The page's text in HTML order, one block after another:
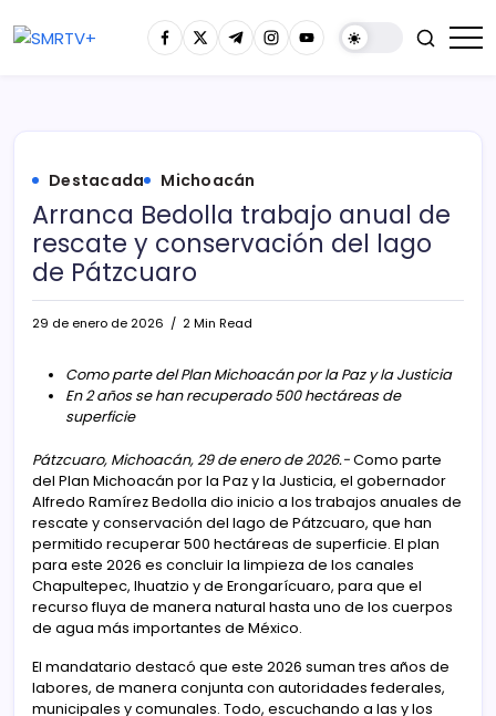
Destacada Michoacán
Arranca Bedolla trabajo anual de
rescate y conservación del lago
de Pátzcuaro
29 de enero de 2026 2 Min Read
Como parte del Plan Michoacán por la Paz y la Justicia
En 2 años se han recuperado 500 hectáreas de
superficie
Pátzcuaro, Michoacán, 29 de enero de 2026.-Como parte
del Plan Michoacán por la Paz y la Justicia, el gobernador
Alfredo Ramírez Bedolla dio inicio a los trabajos anuales de
rescate y conservación del lago de Pátzcuaro, que han
permitido recuperar 500 hectáreas de superficie. El plan
para este 2026 es concluir la limpieza de los canales
Chapultepec, Ihuatzio y de Erongarícuaro, para que el
recurso fluya de manera natural hasta uno de los cuerpos
de agua más importantes de México.
El mandatario destacó que este 2026 suman tres años de
labores, de manera conjunta con autoridades federales,
municipales y comunales. Todo, escuchando a las y los